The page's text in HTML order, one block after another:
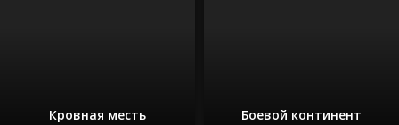
Кровная месть Боевой континент